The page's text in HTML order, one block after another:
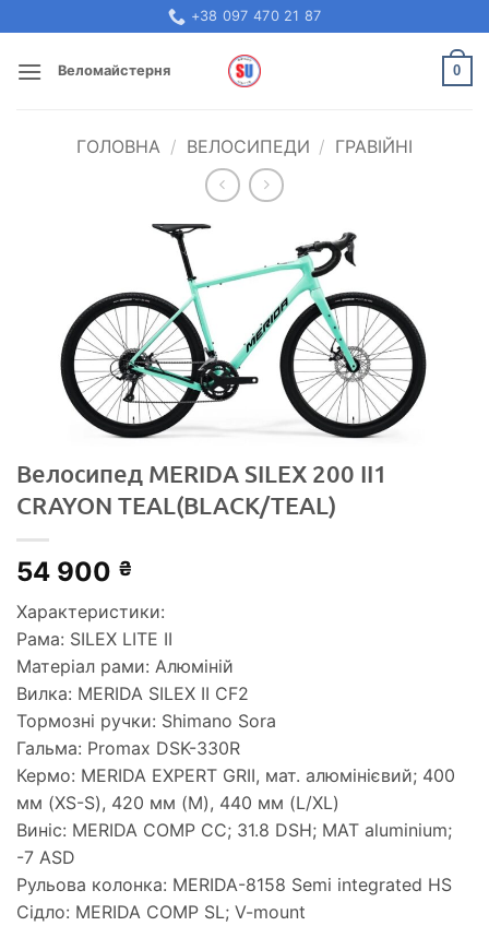
to
content
+38 097 470 21 87
Веломайстерня 0
ГОЛОВНА / ВЕЛОСИПЕДИ / ГРАВІЙНІ
Велосипед MERIDA SILEX 200 II1
CRAYON TEAL(BLACK/TEAL)
54 900 ₴
Характеристики:
Рама: SILEX LITE II
Матеріал рами: Алюміній
Вилка: MERIDA SILEX II CF2
Тормозні ручки: Shimano Sora
Гальма: Promax DSK-330R
Кермо: MERIDA EXPERT GRII, мат. алюмінієвий; 400
мм (XS-S), 420 мм (M), 440 мм (L/XL)
Виніс: MERIDA COMP CC; 31.8 DSH; MAT aluminium;
-7 ASD
Рульова колонка: MERIDA-8158 Semi integrated HS
Сідло: MERIDA COMP SL; V-mount